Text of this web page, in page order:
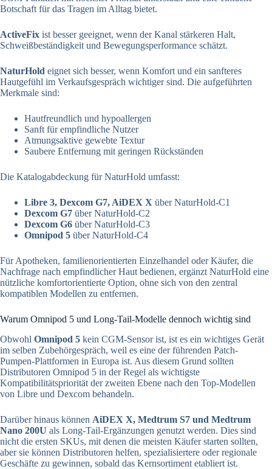
Botschaft für das Tragen im Alltag bietet.
ActiveFix ist besser geeignet, wenn der Kanal stärkeren Halt,
Schweißbeständigkeit und Bewegungsperformance schätzt.
NaturHold eignet sich besser, wenn Komfort und ein sanfteres
Hautgefühl im Verkaufsgespräch wichtiger sind. Die aufgeführten
Merkmale sind:
Hautfreundlich und hypoallergen
Sanft für empfindliche Nutzer
Atmungsaktive gewebte Textur
Saubere Entfernung mit geringen Rückständen
Die Katalogabdeckung für NaturHold umfasst:
Libre 3, Dexcom G7, AiDEX X über NaturHold-C1
Dexcom G7 über NaturHold-C2
Dexcom G6 über NaturHold-C3
Omnipod 5 über NaturHold-C4
Für Apotheken, familienorientierten Einzelhandel oder Käufer, die
Nachfrage nach empfindlicher Haut bedienen, ergänzt NaturHold eine
nützliche komfortorientierte Option, ohne sich von den zentral
kompatiblen Modellen zu entfernen.
Warum Omnipod 5 und Long-Tail-Modelle dennoch wichtig sind
Obwohl Omnipod 5 kein CGM-Sensor ist, ist es ein wichtiges Gerät
im selben Zubehörgespräch, weil es eine der führenden Patch-
Pumpen-Plattformen in Europa ist. Aus diesem Grund sollten
Distributoren Omnipod 5 in der Regel als wichtigste
Kompatibilitätspriorität der zweiten Ebene nach den Top-Modellen
von Libre und Dexcom behandeln.
Darüber hinaus können AiDEX X, Medtrum S7 und Medtrum
Nano 200U als Long-Tail-Ergänzungen genutzt werden. Dies sind
nicht die ersten SKUs, mit denen die meisten Käufer starten sollten,
aber sie können Distributoren helfen, spezialisiertere oder regionale
Geschäfte zu gewinnen, sobald das Kernsortiment etabliert ist.